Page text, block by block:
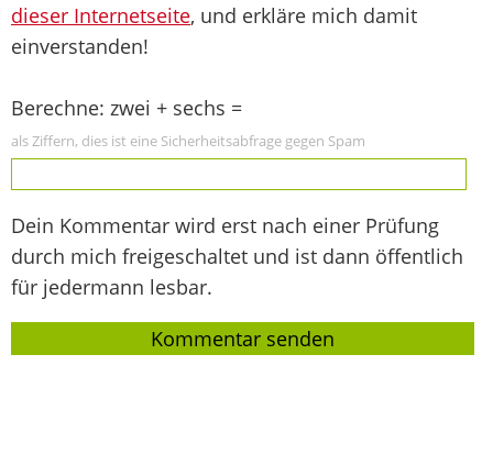
dieser Internetseite, und erkläre mich damit
einverstanden!
Berechne: zwei + sechs =
als Ziffern, dies ist eine Sicherheitsabfrage gegen Spam
Dein Kommentar wird erst nach einer Prüfung
durch mich freigeschaltet und ist dann öffentlich
für jedermann lesbar.